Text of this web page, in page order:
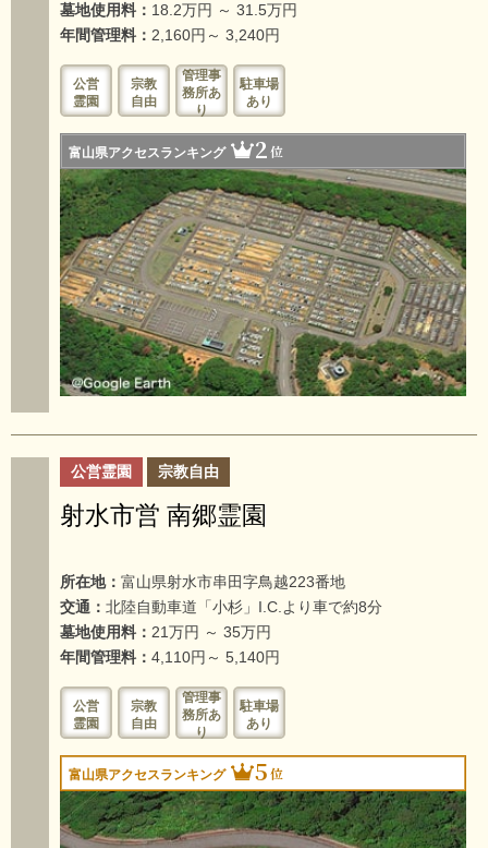
墓地使用料： 18.2万円 ～ 31.5万円
年間管理料： 2,160円～ 3,240円
公営
霊園
宗教
自由
管理事
務所あ
り
駐車場
あり
富山県アクセスランキング 2位
公営霊園 宗教自由
射水市営 南郷霊園
所在地： 富山県射水市串田字鳥越223番地
交通： 北陸自動車道「小杉」I.C.より車で約8分
墓地使用料： 21万円 ～ 35万円
年間管理料： 4,110円～ 5,140円
公営
霊園
宗教
自由
管理事
務所あ
り
駐車場
あり
富山県アクセスランキング 5位